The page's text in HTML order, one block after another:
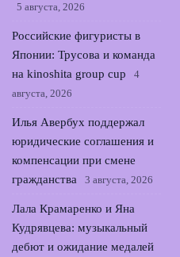
5 августа, 2026
Российские фигуристы в
Японии: Трусова и команда
на kinoshita group cup
4
августа, 2026
Илья Авербух поддержал
юридические соглашения и
компенсации при смене
гражданства
3 августа, 2026
Лала Крамаренко и Яна
Кудрявцева: музыкальный
дебют и ожидание медалей